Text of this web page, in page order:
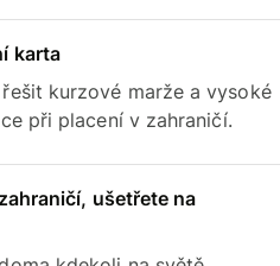
karta
kurzové marže a vysoké
při placení v zahraničí.
ušetřete na